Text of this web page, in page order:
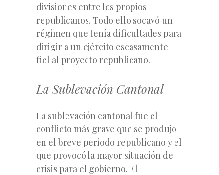
divisiones entre los propios
republicanos. Todo ello socavó un
régimen que tenía dificultades para
dirigir a un ejército escasamente
fiel al proyecto republicano.
La Sublevación Cantonal
La sublevación cantonal fue el
conflicto más grave que se produjo
en el breve periodo republicano y el
que provocó la mayor situación de
crisis para el gobierno. El